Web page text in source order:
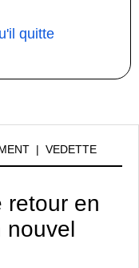
quitte
| VEDETTE
retour en
nouvel